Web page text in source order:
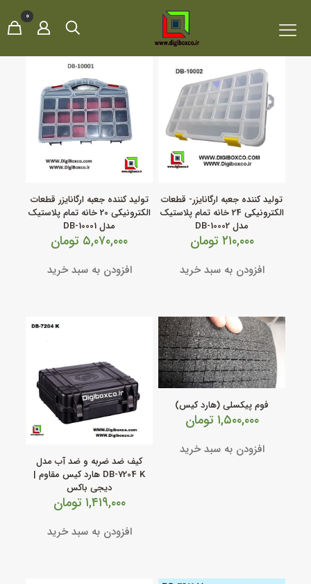
0
تولید کننده جعبه ارگانایزر- قطعات
الکترونیکی 24 خانه تمام پلاستیک
مدل DB-10002
۲۱۰,۰۰۰ تومان
افزودن به سبد خرید
تولید کننده جعبه ارگانایزر قطعات
الکترونیکی 20 خانه تمام پلاستیک
مدل DB-10001
۵,۰۷۰,۰۰۰ تومان
افزودن به سبد خرید
فوم پیکسلی (هارد کیس)
۱,۵۰۰,۰۰۰ تومان
افزودن به سبد خرید
کیف ضد ضربه و ضد آب مدل
DB‑7204 K هارد کیس مقاوم |
دیجی باکس
۱,۴۱۹,۰۰۰ تومان
افزودن به سبد خرید